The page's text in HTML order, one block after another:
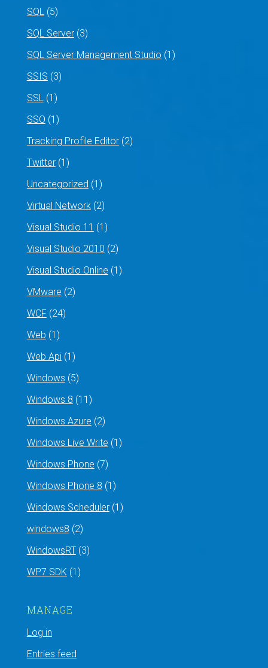
SQL(5)
SQL Server(3)
SQL Server Management Studio (1)
SSIS (3)
SSL(1)
SSO (1)
Tracking Profile Editor(2)
Twitter(1)
Uncategorized (1)
Virtual Network(2)
Visual Studio 11 (1)
Visual Studio 2010 (2)
Visual Studio Online (1)
VMware (2)
WCF (24)
Web (1)
Web Api(1)
Windows (5)
Windows 8 (11)
Windows Azure (2)
Windows Live Write (1)
Windows Phone (7)
Windows Phone 8 (1)
Windows Scheduler(1)
windows8 (2)
WindowsRT(3)
WP7 SDK (1)
MANAGE
Log in
Entries feed